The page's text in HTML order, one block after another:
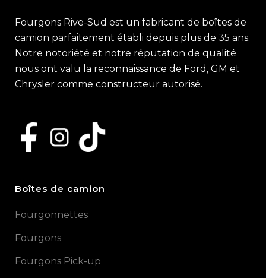
Fourgons Rive-Sud est un fabricant de boîtes de
camion parfaitement établi depuis plus de 35 ans.
Notre notoriété et notre réputation de qualité
nous ont valu la reconnaissance de Ford, GM et
Chrysler comme constructeur autorisé.
Boîtes de camion
Fourgonnettes
Fourgons
Fourgons Pick-up